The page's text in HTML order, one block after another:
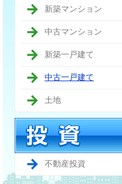
新築マンション
中古マンション
新築一戸建て
中古一戸建て
土地
不動産投資